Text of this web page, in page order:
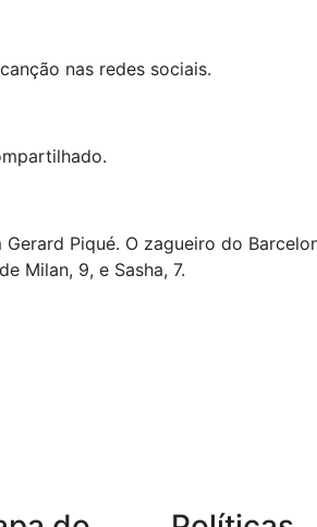
nas redes sociais.
Piqué. O zagueiro do
Milan, 9, e Sasha, 7.